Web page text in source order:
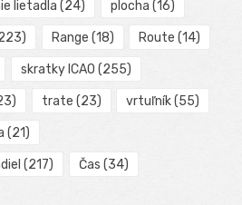
lietadla (24) plocha (16)
Range (18) Route (14)
skratky ICAO (255)
trate (23) vrtuľník(55)
(21)
(217) Čas (34)